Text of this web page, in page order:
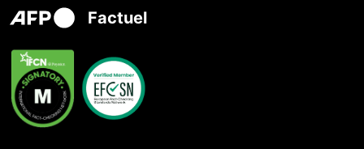
Factuel